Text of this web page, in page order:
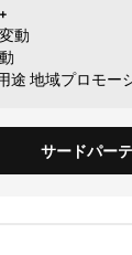
変動
途 地域プロモー
サードパー